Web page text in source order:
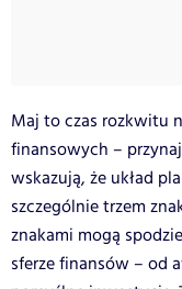
Maj to czas rozkwitu
finansowych –
wskazują, że układ
szczególnie trzem
znakami mogą
sferze finansów – od